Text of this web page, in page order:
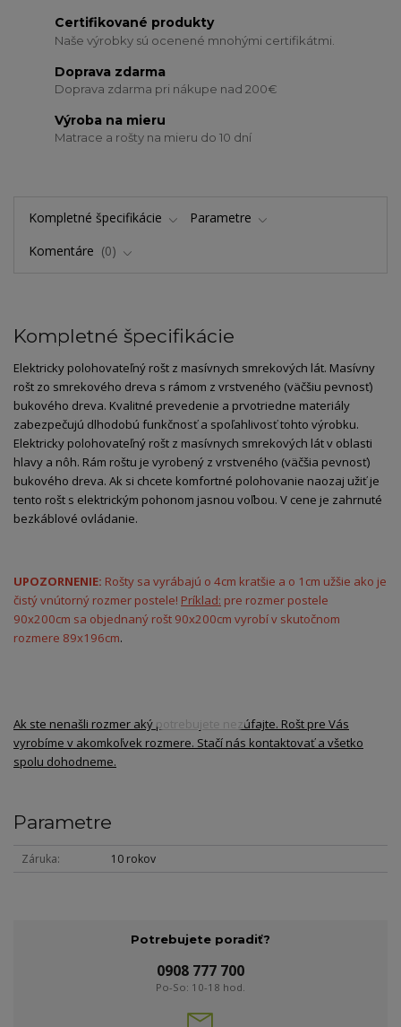
Certifikované produkty
Naše výrobky sú ocenené mnohými certifikátmi.
Doprava zdarma
Doprava zdarma pri nákupe nad 200€
Výroba na mieru
Matrace a rošty na mieru do 10 dní
Kompletné špecifikácie
Parametre
Komentáre
0
Kompletné špecifikácie
Elektricky polohovateľný rošt z masívnych smrekových lát. Masívny
rošt zo smrekového dreva s rámom z vrstveného (väčšiu pevnosť)
bukového dreva. Kvalitné prevedenie a prvotriedne materiály
zabezpečujú dlhodobú funkčnosť a spoľahlivosť tohto výrobku.
Elektricky polohovateľný rošt z masívnych smrekových lát v oblasti
hlavy a nôh. Rám roštu je vyrobený z vrstveného (väčšia pevnosť)
bukového dreva. Ak si chcete komfortné polohovanie naozaj užiť je
tento rošt s elektrickým pohonom jasnou voľbou. V cene je zahrnuté
bezkáblové ovládanie.
UPOZORNENIE: Rošty sa vyrábajú o 4cm kratšie a o 1cm užšie ako je
čistý vnútorný rozmer postele! Príklad: pre rozmer postele
90x200cm sa objednaný rošt 90x200cm vyrobí v skutočnom
rozmere 89x196cm.
Ak ste nenašli rozmer aký potrebujete nezúfajte. Rošt pre Vás
vyrobíme v akomkoľvek rozmere. Stačí nás kontaktovať a všetko
spolu dohodneme.
Parametre
Záruka 10 rokov
Potrebujete poradiť?
0908 777 700
Po-So: 10-18 hod.